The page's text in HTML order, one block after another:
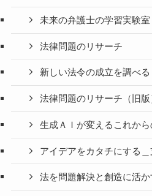
未来の弁護士の学習実験室
法律問題のリサーチ
新しい法令の成立を調べる
法律問題のリサーチ（旧版
生成ＡＩが変えるこれか
アイデアをカタチにする
法を問題解決と創造に活か